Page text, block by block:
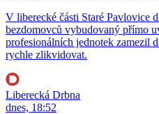
V liberecké části Staré Pavlovice
bezdomovců vybudovaný přímo
profesionálních jednotek zamezil
rychle zlikvidovat.
Liberecká Drbna
dnes, 18:52